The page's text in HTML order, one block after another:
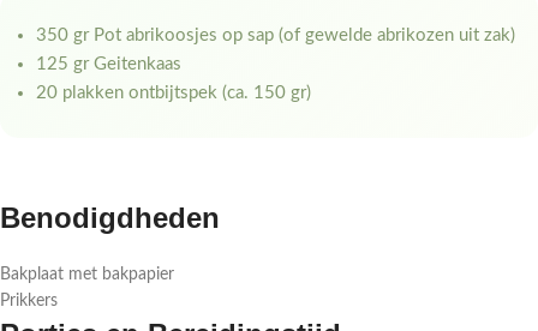
350 gr Pot abrikoosjes op sap (of gewelde abrikozen uit zak)
125 gr Geitenkaas
20 plakken ontbijtspek (ca. 150 gr)
Benodigdheden
Bakplaat met bakpapier
Prikkers